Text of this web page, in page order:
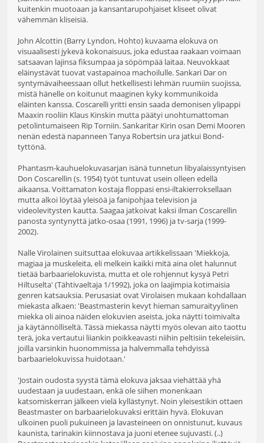
kuitenkin muotoaan ja kansantarupohjaiset kliseet olivat
vähemmän kliseisiä.
John Alcottin (Barry Lyndon, Hohto) kuvaama elokuva on
visuaalisesti jykevä kokonaisuus, joka edustaa raakaan voimaan
satsaavan lajinsa fiksumpaa ja söpömpää laitaa. Neuvokkaat
eläinystävät tuovat vastapainoa machoilulle. Sankari Dar on
syntymävaiheessaan ollut hetkellisesti lehmän ruumiin suojissa,
mistä hänelle on koitunut maaginen kyky kommunikoida
eläinten kanssa. Coscarelli yritti ensin saada demonisen ylipappi
Maaxin rooliin Klaus Kinskin mutta päätyi unohtumattoman
petolintumaiseen Rip Torniin. Sankaritar Kirin osan Demi Mooren
nenän edestä napanneen Tanya Robertsin ura jatkui Bond-
tyttönä.
Phantasm-kauhuelokuvasarjan isänä tunnetun libyalaissyntyisen
Don Coscarellin (s. 1954) työt tuntuvat usein olleen edellä
aikaansa. Voittamaton kostaja floppasi ensi-iltakierroksellaan
mutta alkoi löytää yleisöä ja fanipohjaa television ja
videolevitysten kautta. Saagaa jatkoivat kaksi ilman Coscarellin
panosta syntynyttä jatko-osaa (1991, 1996) ja tv-sarja (1999-
2002).
Nalle Virolainen suitsuttaa elokuvaa artikkelissaan 'Miekkoja,
magiaa ja muskeleita, eli melkein kaikki mitä aina olet halunnut
tietää barbaarielokuvista, mutta et ole rohjennut kysyä Petri
Hiltuselta' (Tähtivaeltaja 1/1992), joka on laajimpia kotimaisia
genren katsauksia. Perusasiat ovat Virolaisen mukaan kohdallaan
miekasta alkaen: 'Beastmasterin kevyt hieman samuraityylinen
miekka oli ainoa näiden elokuvien aseista, joka näytti toimivalta
ja käytännölliseltä. Tässä miekassa näytti myös olevan aito taottu
terä, joka vertautui liiankin poikkeavasti niihin peltisiin tekeleisiin,
joilla varsinkin huonommissa ja halvemmalla tehdyissä
barbaarielokuvissa huidotaan.'
'Jostain oudosta syystä tämä elokuva jaksaa viehättää yhä
uudestaan ja uudestaan, enkä ole siihen monenkaan
katsomiskerran jälkeen vielä kyllästynyt. Noin yleisestikin ottaen
Beastmaster on barbaarielokuvaksi erittäin hyvä. Elokuvan
ulkoinen puoli pukuineen ja lavasteineen on onnistunut, kuvaus
kaunista, tarinakin kiinnostava ja juoni etenee sujuvasti. (..)